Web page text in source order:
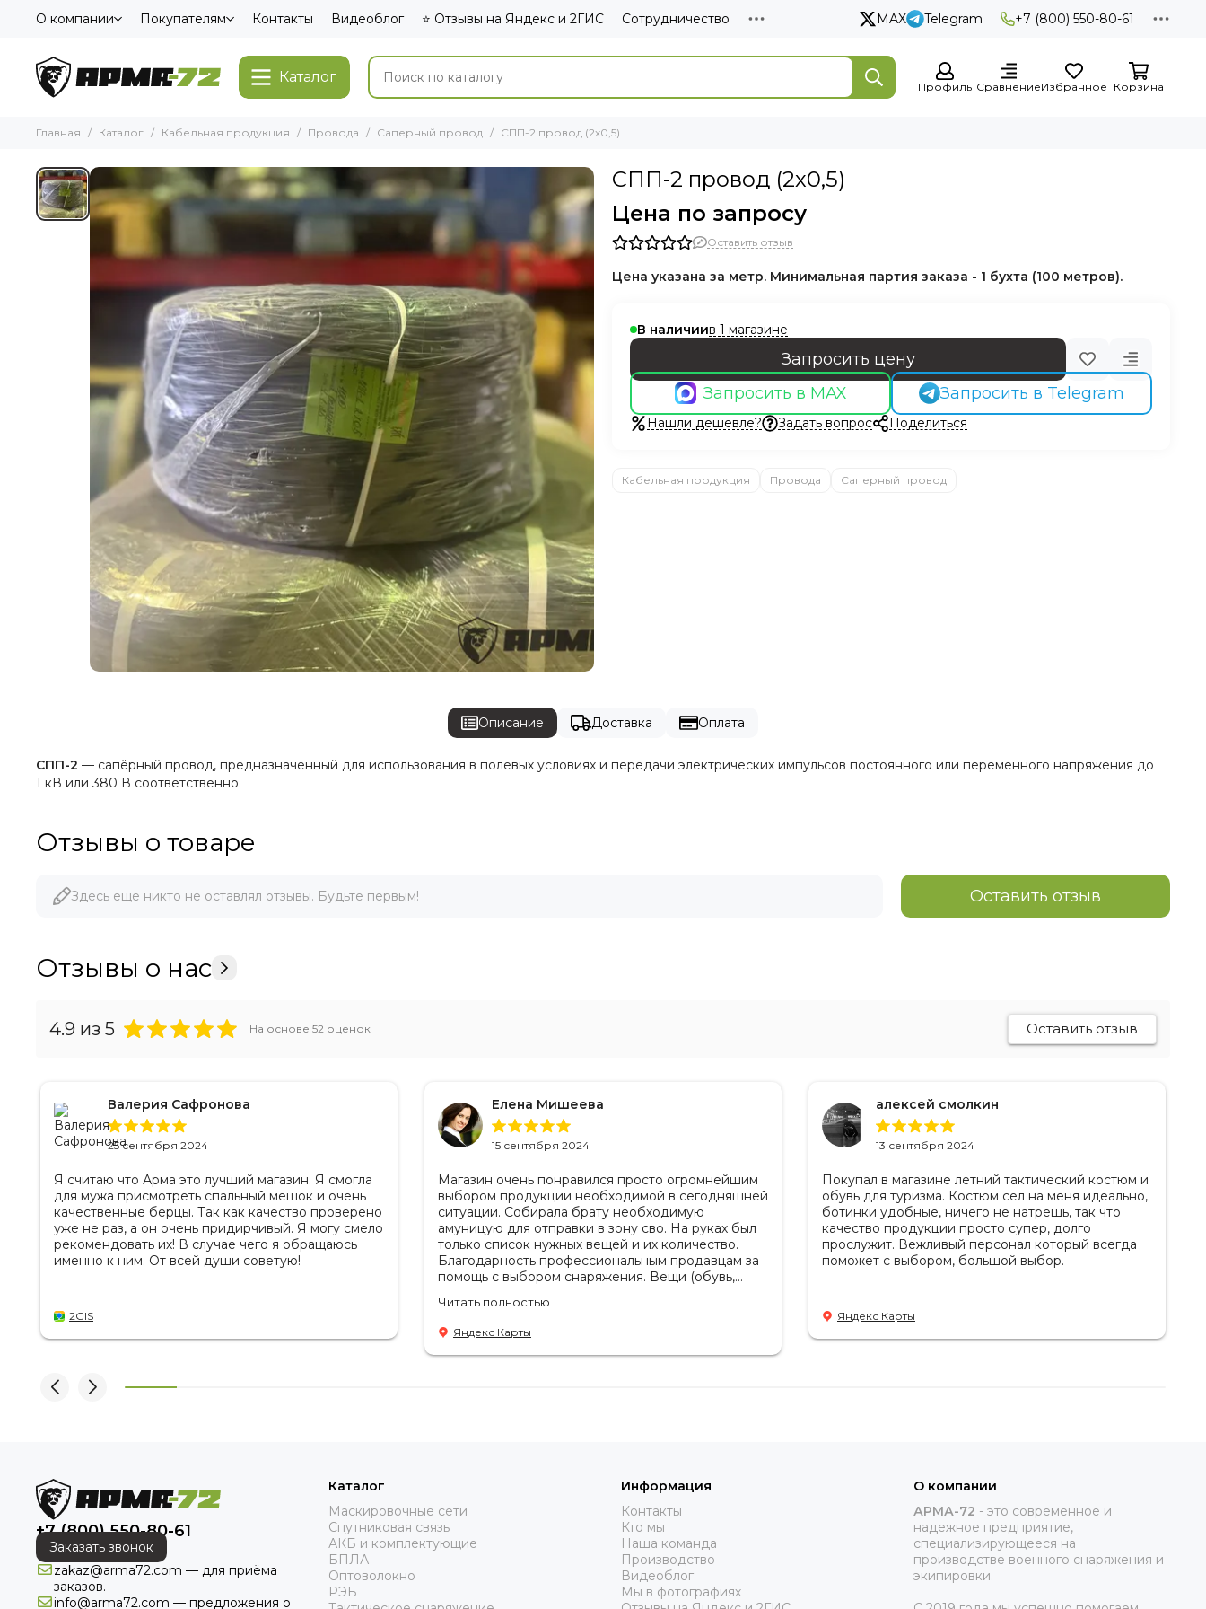
О компании Покупателям Контакты Видеоблог ⭐ Отзывы на Яндекс и 2ГИС Сотрудничество MAX Telegram +7 (800) 550-80-61
Каталог
Профиль СравнениеИзбранное Корзина
Главная Каталог Кабельная продукция Провода Саперный провод СПП-2 провод (2х0,5)
СПП-2 провод (2х0,5)
Цена по запросу
Оставить отзыв
Цена указана за метр. Минимальная партия заказа - 1 бухта (100 метров).
В наличиив 1 магазине
Запросить цену
Запросить в MAX
Запросить в Telegram
Нашли дешевле? Задать вопрос Поделиться
Кабельная продукция Провода Саперный провод
Описание Доставка Оплата
СПП-2 — сапёрный провод, предназначенный для использования в полевых условиях и передачи электрических импульсов постоянного или переменного напряжения до
1 кВ или 380 В соответственно.
Отзывы о товаре
Здесь еще никто не оставлял отзывы. Будьте первым! Оставить отзыв
Отзывы о нас
4.9 из 5 На основе 52 оценок Оставить отзыв
Валерия Сафронова
25 сентября 2024
Я считаю что Арма это лучший магазин. Я смогла
для мужа присмотреть спальный мешок и очень
качественные берцы. Так как качество проверено
уже не раз, а он очень придирчивый. Я могу смело
рекомендовать их! В случае чего я обращаюсь
именно к ним. От всей души советую!
2GIS
Елена Мишеева
15 сентября 2024
Магазин очень понравился просто огромнейшим
выбором продукции необходимой в сегодняшней
ситуации. Собирала брату необходимую
амуницую для отправки в зону сво. На руках был
только список нужных вещей и их количество.
Благодарность профессиональным продавцам за
помощь с выбором снаряжения. Вещи (обувь,
российское производство. Бонусом докупила
пару маскировочных сетей от фабрики. Они
всегда пригодятся.
Читать полностью
Яндекс Карты
алексей смолкин
13 сентября 2024
Покупал в магазине летний тактический костюм и
обувь для туризма. Костюм сел на меня идеально,
ботинки удобные, ничего не натрешь, так что
качество продукции просто супер, долго
прослужит. Вежливый персонал который всегда
поможет с выбором, большой выбор.
Яндекс Карты
+7 (800) 550-80-61
Заказать звонок
zakaz@arma72.com — для приёма
заказов.
info@arma72.com — предложения о
Каталог
Маскировочные сети
Спутниковая связь
АКБ и комплектующие
БПЛА
Оптоволокно
РЭБ
Информация
Контакты
Кто мы
Наша команда
Производство
Видеоблог
Мы в фотографиях
О компании
АРМА-72 - это современное и
надежное предприятие,
специализирующееся на
производстве военного снаряжения и
экипировки.